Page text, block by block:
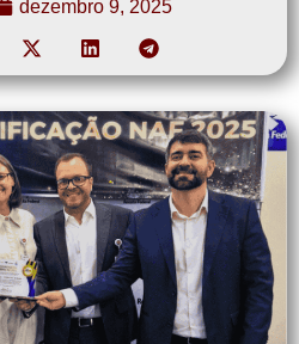
dezembro 9, 2025